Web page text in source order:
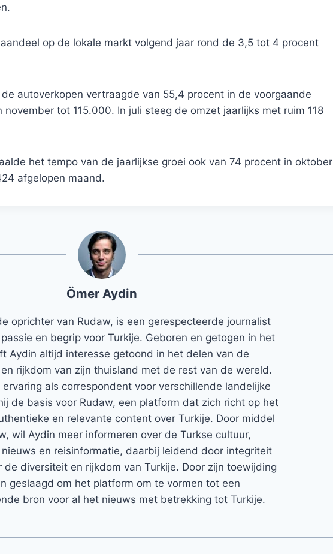
aandeel op de lokale markt volgend jaar rond de 3,5 tot 4 procent
autoverkopen vertraagde van 55,4 procent in de voorgaande
tot 115.000. In juli steeg de omzet jaarlijks met ruim 118
het tempo van de jaarlijkse groei ook van 74 procent in oktober
afgelopen maand.
Ömer Aydin
oprichter van Rudaw, is een gerespecteerde journalist
en begrip voor Turkije. Geboren en getogen in het
Aydin altijd interesse getoond in het delen van de
rijkdom van zijn thuisland met de rest van de wereld.
ervaring als correspondent voor verschillende landelijke
de basis voor Rudaw, een platform dat zich richt op het
en relevante content over Turkije. Door middel
wil Aydin meer informeren over de Turkse cultuur,
en reisinformatie, daarbij leidend door integriteit
de diversiteit en rijkdom van Turkije. Door zijn toewijding
geslaagd om het platform om te vormen tot een
bron voor al het nieuws met betrekking tot Turkije.